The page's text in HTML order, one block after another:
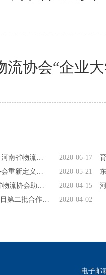
流协会“企业
【企业大学】育才树人，笃力前行——河南省物流协会“企业大学”联合办学项目宣讲活动进企业
2020-06-17
破局突围，共话未来——河南省物流协会重新定义企业大学
2020-05-21
“蓄能传薪火，时雨共春风” ——河南省物流协会助力搭建企业大学
2020-04-15
河南省物流协会“企业大学”联合办学项目第二批合作单位名单
2020-04-02
电子邮